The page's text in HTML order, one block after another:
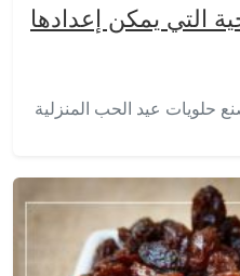
التي يمكن إعدادها
حلويات عيد الحب المنزلية